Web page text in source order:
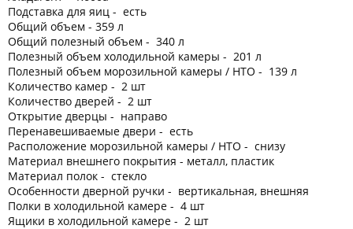
Подставка для яиц - есть
Общий объем - 359 л
Общий полезный объем - 340 л
Полезный объем холодильной камеры - 201 л
Полезный объем морозильной камеры / НТО - 139 л
Количество камер - 2 шт
Количество дверей - 2 шт
Открытие дверцы - направо
Перенавешиваемые двери - есть
Расположение морозильной камеры / НТО - снизу
Материал внешнего покрытия - металл, пластик
Материал полок - стекло
Особенности дверной ручки - вертикальная, внешняя
Полки в холодильной камере - 4 шт
Ящики в холодильной камере - 2 шт